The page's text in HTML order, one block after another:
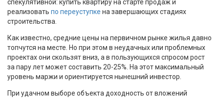
спекулятивной: купить квартиру на старте продаж и
реализовать по переуступке на завершающих стадиях
строительства.
Как известно, средние цены на первичном рынке жилья давно
топчутся на месте. Но при этом в неудачных или проблемных
проектах они скользят вниз, а в пользующихся спросом рост
за пару лет может составить 20-25%. На этот максимальный
уровень маржи и ориентируется нынешний инвестор.
При удачном выборе объекта доходность от вложений